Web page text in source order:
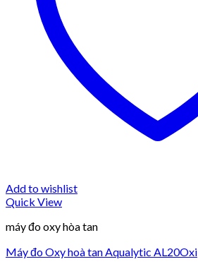
Add to wishlist
Quick View
máy đo oxy hòa tan
Máy đo Oxy hoà tan Aqualytic AL20Oxi